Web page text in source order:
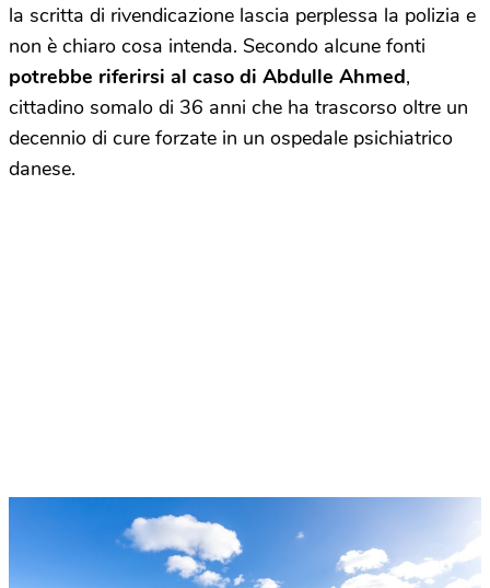
la scritta di rivendicazione lascia perplessa la polizia e
non è chiaro cosa intenda. Secondo alcune fonti
potrebbe riferirsi al caso di Abdulle Ahmed,
cittadino somalo di 36 anni che ha trascorso oltre un
decennio di cure forzate in un ospedale psichiatrico
danese.